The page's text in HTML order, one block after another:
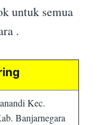
untuk semua
.
Kec.
Banjarnegara